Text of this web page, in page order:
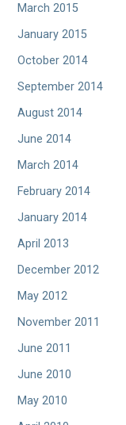
March 2015
January 2015
October 2014
September 2014
August 2014
June 2014
March 2014
February 2014
January 2014
April 2013
December 2012
May 2012
November 2011
June 2011
June 2010
May 2010